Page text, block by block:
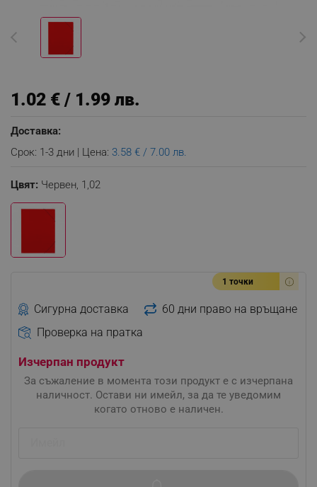
1.02 € / 1.99 лв.
Доставка:
Срок: 1-3 дни | Цена: 3.58 € / 7.00 лв.
Цвят: Червен, 1,02
1 точки
Сигурна доставка
60 дни право на връщане
Проверка на пратка
Изчерпан продукт
За съжаление в момента този продукт е с изчерпана
наличност. Остави ни имейл, за да те уведомим
когато отново е наличен.